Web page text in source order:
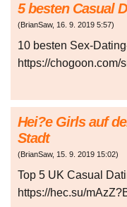
5 besten Casual
(BrianSaw, 16. 9. 2019 5:57)
10 besten Sex-
https://chogoon.com/
Hei?e Girls auf
Stadt
(BrianSaw, 15. 9. 2019 15:02)
Top 5 UK Casual
https://hec.su/